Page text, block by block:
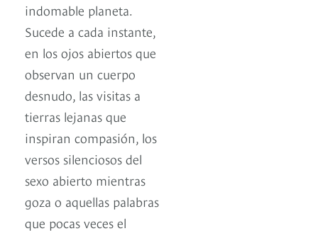
indomable planeta.
Sucede a cada instante,
en los ojos abiertos que
observan un cuerpo
desnudo, las visitas a
tierras lejanas que
inspiran compasión, los
versos silenciosos del
sexo abierto mientras
goza o aquellas palabras
que pocas veces el